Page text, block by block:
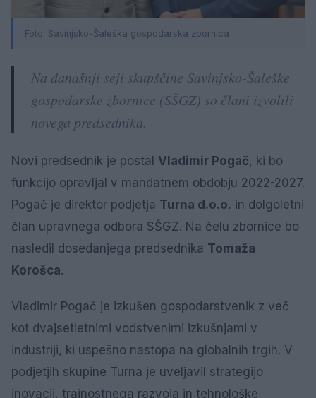
Foto: Savinjsko-Šaleška gospodarska zbornica
Na današnji seji skupščine Savinjsko-Šaleške
gospodarske zbornice (SŠGZ) so člani izvolili
novega predsednika.
Novi predsednik je postal Vladimir Pogač, ki bo
funkcijo opravljal v mandatnem obdobju 2022-2027.
Pogač je direktor podjetja Turna d.o.o. in dolgoletni
član upravnega odbora SŠGZ. Na čelu zbornice bo
nasledil dosedanjega predsednika Tomaža
Korošca.
Vladimir Pogač je izkušen gospodarstvenik z več
kot dvajsetletnimi vodstvenimi izkušnjami v
industriji, ki uspešno nastopa na globalnih trgih. V
podjetjih skupine Turna je uveljavil strategijo
inovacij, trajnostnega razvoja in tehnološke